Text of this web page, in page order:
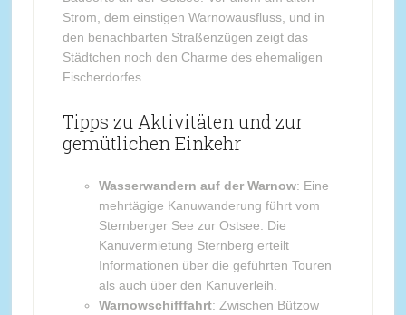
Strom, dem einstigen Warnowausfluss, und in
den benachbarten Straßenzügen zeigt das
Städtchen noch den Charme des ehemaligen
Fischerdorfes.
Tipps zu Aktivitäten und zur
gemütlichen Einkehr
Wasserwandern auf der Warnow: Eine
mehrtägige Kanuwanderung führt vom
Sternberger See zur Ostsee. Die
Kanuvermietung Sternberg erteilt
Informationen über die geführten Touren
als auch über den Kanuverleih.
Warnowschifffahrt: Zwischen Bützow